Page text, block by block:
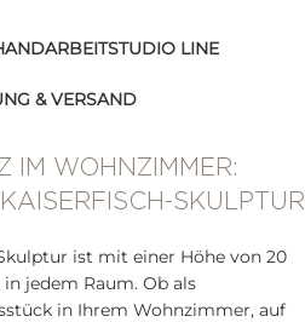
STUDIO LINE
& VERSAND
IM WOHNZIMMER:
SKULPTUR
ist mit einer Höhe von 20
jedem Raum. Ob als
in Ihrem Wohnzimmer, auf